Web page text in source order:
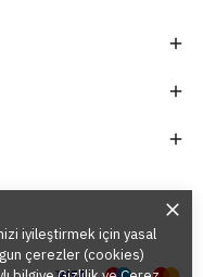
iyileştirmek için yasal
çerezler (cookies)